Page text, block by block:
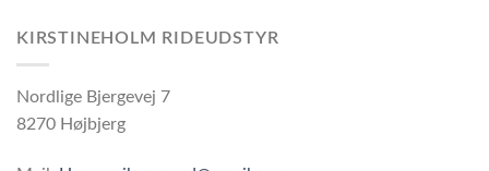
KIRSTINEHOLM RIDEUDSTYR
Nordlige Bjergevej 7
8270 Højbjerg